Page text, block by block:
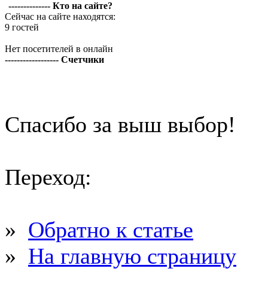
-------------- Кто на сайте?
Сейчас на сайте находятся:
9 гостей
Нет посетителей в онлайн
------------------ Счетчики
Спасибо за выш выбор!
Переход:
» Обратно к статье
» На главную страницу